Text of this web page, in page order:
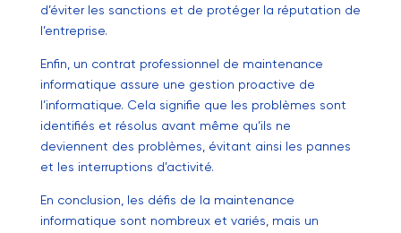
d’éviter les sanctions et de protéger la réputation de
l’entreprise.
Enfin, un contrat professionnel de maintenance
informatique assure une gestion proactive de
l’informatique. Cela signifie que les problèmes sont
identifiés et résolus avant même qu’ils ne
deviennent des problèmes, évitant ainsi les pannes
et les interruptions d’activité.
En conclusion, les défis de la maintenance
informatique sont nombreux et variés, mais un